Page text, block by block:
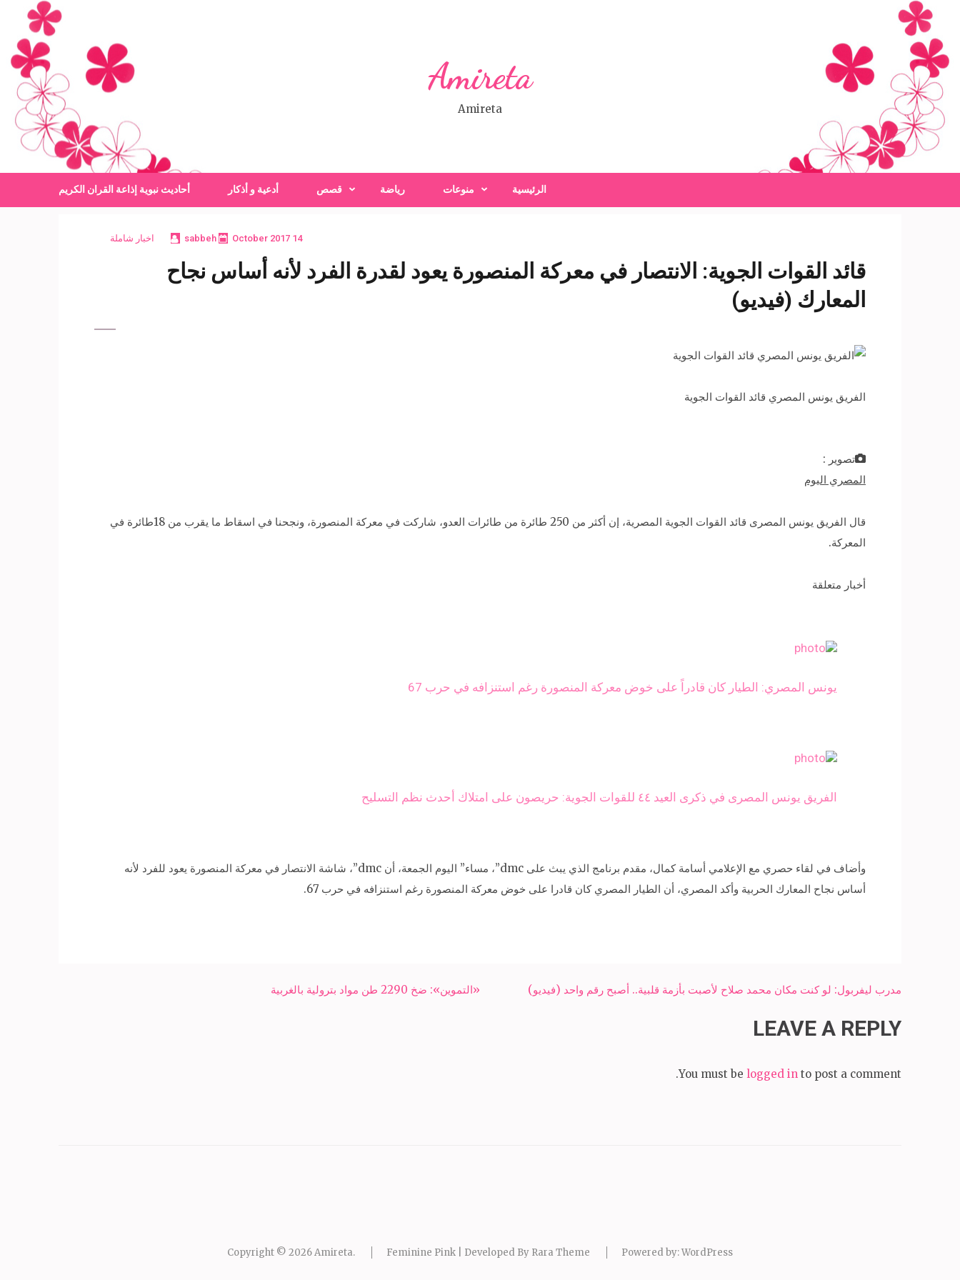
content
(Press
Enter)
Amireta
Amireta
الرئيسية منوعات رياضة قصص أدعية و أذكار أحاديث نبوية إذاعة القران الكريم
14 October 2017
sabbeh اخبار شاملة
قائد القوات الجوية: الانتصار في معركة المنصورة يعود لقدرة الفرد لأنه أساس نجاح
المعارك (فيديو)
الفريق يونس المصري قائد القوات الجوية
تصوير :
المصري اليوم
ﻗﺎﻝ ﺍﻟﻔﺮﻳﻖ ﻳﻮﻧﺲ ﺍﻟﻤﺼﺮﻯ ﻗﺎﺋﺪ ﺍﻟﻘﻮﺍﺕ ﺍﻟﺠﻮﻳﺔ ﺍﻟﻤﺼﺮﻳﺔ، ﺇﻥ ﺃﻛﺜﺮ ﻣﻦ 250 ﻃﺎﺋﺮﺓ ﻣﻦ ﻃﺎﺋﺮﺍﺕ ﺍﻟﻌﺪﻭ، ﺷﺎﺭﻛﺖ ﻓﻲ ﻣﻌﺮﻛﺔ ﺍﻟﻤﻨﺼﻮﺭﺓ، ﻭﻧﺠﺤﻨﺎ ﻓﻲ ﺍﺳﻘﺎﻁ ﻣﺎ ﻳﻘﺮﺏ ﻣﻦ 18ﻃﺎﺋﺮﺓ ﻓﻲ
ﺍﻟﻤﻌﺮﻛﺔ.
أخبار متعلقة
يونس المصري: الطيار كان قادراً على خوض معركة المنصورة رغم استنزافه في حرب 67
الفريق يونس المصرى في ذكرى العيد ٤٤ للقوات الجوية: حريصون على امتلاك أحدث نظم التسليح
ﻭﺃﺿﺎﻑ ﻓﻲ ﻟﻘﺎء ﺣﺼﺮﻱ ﻣﻊ ﺍﻹﻋﻼﻣﻲ ﺃﺳﺎﻣﺔ ﻛﻤﺎﻝ، ﻣﻘﺪﻡ ﺑﺮﻧﺎﻣﺞ ﺍﻟﺬﻱ ﻳﺒﺚ ﻋﻠﻰ dmc”، ﻣﺴﺎء” ﺍﻟﻴﻮﻡ ﺍﻟﺠﻤﻌﺔ، ﺃﻥ dmc”، ﺷﺎﺷﺔ ﺍﻻﻧﺘﺼﺎﺭ ﻓﻲ ﻣﻌﺮﻛﺔ ﺍﻟﻤﻨﺼﻮﺭﺓ ﻳﻌﻮﺩ ﻟﻠﻔﺮﺩ ﻷﻧﻪ
ﺃﺳﺎﺱ ﻧﺠﺎﺡ ﺍﻟﻤﻌﺎﺭﻙ ﺍﻟﺤﺮﺑﻴﺔ ﻭﺃﻛﺪ ﺍﻟﻤﺼﺮﻱ، ﺃﻥ ﺍﻟﻄﻴﺎﺭ ﺍﻟﻤﺼﺮﻱ ﻛﺎﻥ ﻗﺎﺩﺭﺍ ﻋﻠﻰ ﺧﻮﺽ ﻣﻌﺮﻛﺔ ﺍﻟﻤﻨﺼﻮﺭﺓ ﺭﻏﻢ ﺍﺳﺘﻨﺰﺍﻓﻪ ﻓﻲ ﺣﺮﺏ 67.
Post
«التموين»: ضخ 2290 طن مواد بترولية بالغربية مدرب ليفربول: لو كنت مكان محمد صلاح لأصبت بأزمة قلبية.. أصبح رقم واحد (فيديو)
LEAVE A REPLY
You must be logged in to post a comment.
Copyright © 2026Amireta. Feminine Pink | Developed By Rara Theme Powered by:WordPress